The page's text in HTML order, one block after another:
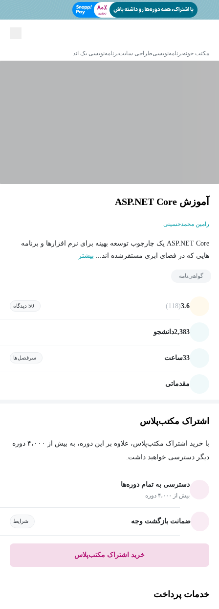
مکتب خونهبرنامه‌نویسیطراحی سایتبرنامه‌نویسی بک اند
آموزش ASP.NET Core
رامین محمدحسینی
ASP.NET Core یک چارچوب توسعه بهینه برای نرم افزارها و برنامه
هایی که در فضای ابری مستقرشده اند... بیشتر
گواهی‌نامه
3.6
(118) 50 دیدگاه
2,383دانشجو
33ساعت سرفصل‌ها
مقدماتی
اشتراک مکتب‌پلاس
با خرید اشتراک مکتب‌پلاس، علاوه بر این دوره، به بیش از ۴،۰۰۰ دوره
دیگر دسترسی خواهید داشت.
دسترسی به تمام دوره‌ها
بیش از ۴،۰۰۰ دوره
ضمانت بازگشت وجه شرایط
خرید اشتراک مکتب‌پلاس
خدمات پرداخت